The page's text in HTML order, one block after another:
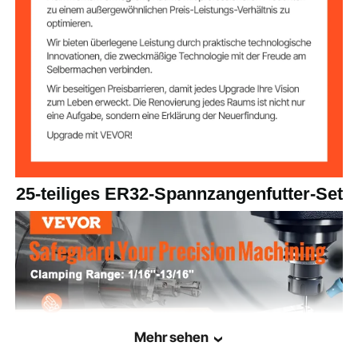
Nettogewicht
Produktabmessun
gen
φ 1,3 x 1,6 Zoll / φ 33 x 40
mm
25-teiliges ER32-Spannzangenfutter-Set
Mehr sehen